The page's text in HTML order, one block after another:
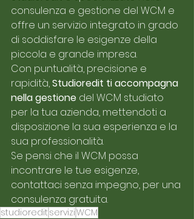
consulenza e gestione del WCM e
offre un servizio integrato in grado
di soddisfare le esigenze della
piccola e grande impresa.
Con puntualità, precisione e
rapidità, Studioredit ti accompagna
nella gestione del WCM studiato
per la tua azienda, mettendoti a
disposizione la sua esperienza e la
sua professionalità.
Se pensi che il WCM possa
incontrare le tue esigenze,
contattaci senza impegno, per una
consulenza gratuita.
studioredit serviziWCM